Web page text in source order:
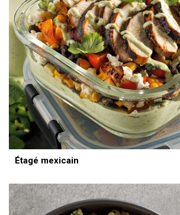
Étagé mexicain